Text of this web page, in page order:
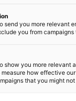
ja ohjaajat
send you more relevant
you from
show you more relevant
measure how effective
that you might not